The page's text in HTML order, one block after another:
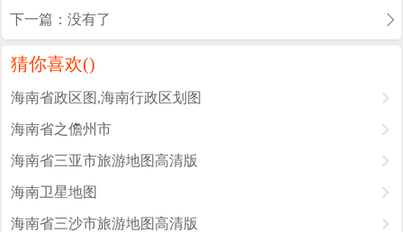
下一篇：没有了
猜你喜欢()
海南省政区图,海南行政区划图
海南省之儋州市
海南省三亚市旅游地图高清版
海南卫星地图
海南省三沙市旅游地图高清版